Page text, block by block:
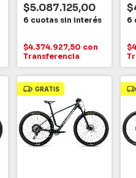
$5.087.125,00
$4.374.927,50 con
Transferencia
GRATIS